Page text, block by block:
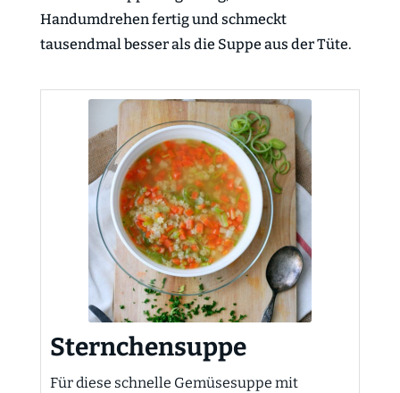
Handumdrehen fertig und schmeckt
tausendmal besser als die Suppe aus der Tüte.
Sternchensuppe
Für diese schnelle Gemüsesuppe mit